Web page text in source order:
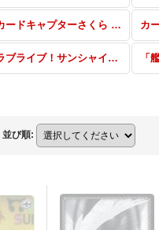
カードキャプターさくら クリアカード編 RR・R・U・C・CR・CC
ラブライブ！サンシャイン!! feat.スクールアイドルフェスティバル〜6th Anniversary〜 RR・R・U・C・CR・CC
並び順: